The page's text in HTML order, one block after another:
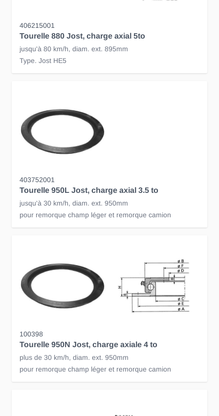
406215001
Tourelle 880 Jost, charge axial 5to
jusqu'à 80 km/h, diam. ext. 895mm
Type. Jost HE5
403752001
Tourelle 950L Jost, charge axial 3.5 to
jusqu'à 30 km/h, diam. ext. 950mm
pour remorque champ léger et remorque camion
100398
Tourelle 950N Jost, charge axiale 4 to
plus de 30 km/h, diam. ext. 950mm
pour remorque champ léger et remorque camion